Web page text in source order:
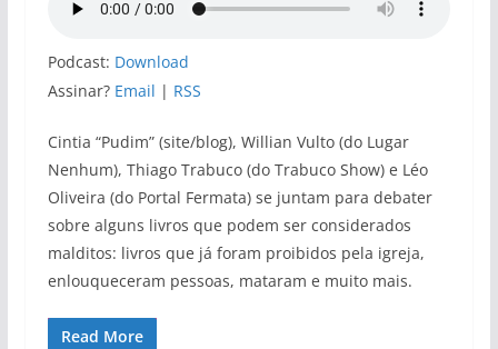
Podcast: Download
Assinar? Email | RSS
Cintia “Pudim” (site/blog), Willian Vulto (do Lugar
Nenhum), Thiago Trabuco (do Trabuco Show) e Léo
Oliveira (do Portal Fermata) se juntam para debater
sobre alguns livros que podem ser considerados
malditos: livros que já foram proibidos pela igreja,
enlouqueceram pessoas, mataram e muito mais.
Read More